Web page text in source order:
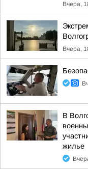
Вчера,
Вчера,
В
жилье